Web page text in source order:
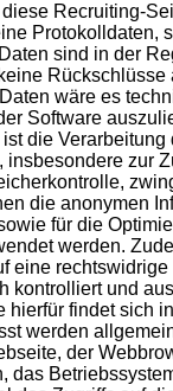
Recruiting-
Protokolldaten,
sind in der
Rückschlüsse
wäre es
Software
die Verarbeitung
insbesondere zur
die anonymen
für die
werden.
eine
kontrolliert und
hierfür findet sich
werden
der
das